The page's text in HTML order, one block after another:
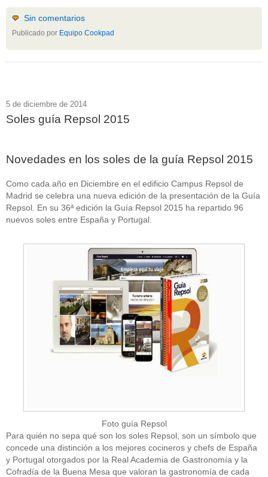
Sin comentarios
Publicado por Equipo Cookpad
5 de diciembre de 2014
Soles guía Repsol 2015
Novedades en los soles de la guía Repsol 2015
Como cada año en Diciembre en el edificio Campus Repsol de
Madrid se celebra una nueva edición de la presentación de la Guía
Repsol. En su 36ª edición la Guía Repsol 2015 ha repartido 96
nuevos soles entre España y Portugal.
Foto guía Repsol
Para quién no sepa qué son los soles Repsol, son un símbolo que
concede una distinción a los mejores cocineros y chefs de España
y Portugal otorgados por la Real Academia de Gastronomía y la
Cofradía de la Buena Mesa que valoran la gastronomía de cada